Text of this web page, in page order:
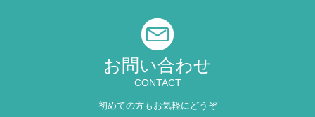
お問い合わせ
CONTACT
初めての方もお気軽にどうぞ